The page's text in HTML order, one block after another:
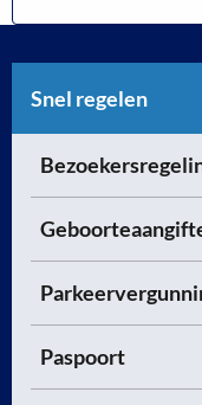
Snel regelen
Paspoort